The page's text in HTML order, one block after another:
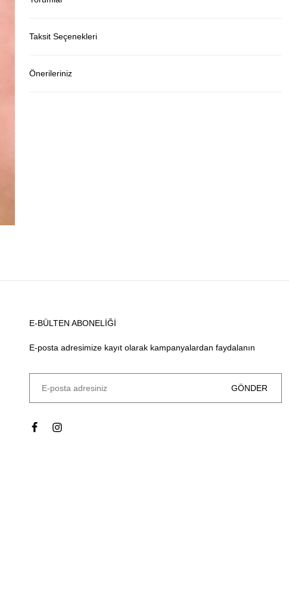
Taksit Seçenekleri
Önerileriniz
E-BÜLTEN ABONELİĞİ
E-posta adresimize kayıt olarak kampanyalardan faydalanın
GÖNDER